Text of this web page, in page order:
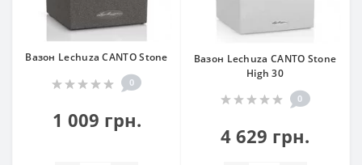
Вазон Lechuza CANTO Stone
0
1 009 грн.
Вазон Lechuza CANTO Stone
High 30
0
4 629 грн.